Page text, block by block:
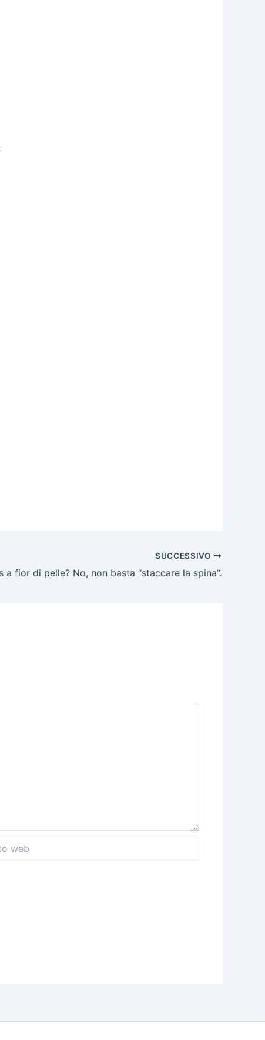
SUCCESSIVO
a fior di pelle? No, non basta “staccare la spina”.